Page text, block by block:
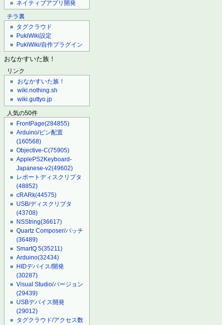
ネイティブアプリ開発
チラ裏
タグクラウド
PukiWiki設定
PukiWiki/自作プラグイン
おなかすいた族！
リンク
おなかすいた族！
wiki.nothing.sh
wiki.guttyo.jp
人気の50件
FrontPage(284855)
Arduino/ピン配置
(160568)
Objective-C(75905)
ApplePS2Keyboard-
Japanese-v2(49602)
レポートディスクリプタ
(48852)
cRARk(44575)
USB/ディスクリプタ
(43708)
NSString(36617)
Quartz Composer/パッチ
(36489)
SmartQ 5(35211)
Arduino(32434)
HIDデバイス/開発
(30287)
Visual Studio/バージョン
(29439)
USBデバイス開発
(29012)
タグクラウド/アクセス数